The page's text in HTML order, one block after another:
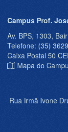
Campus Prof.
Av. BPS, 1303,
Telefone: (35)
Caixa Postal 50
Mapa do
Rua Irmã Ivone